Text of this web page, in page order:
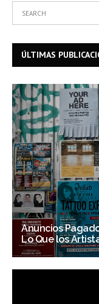
ÚLTIMAS
Anuncios
Lo Que los